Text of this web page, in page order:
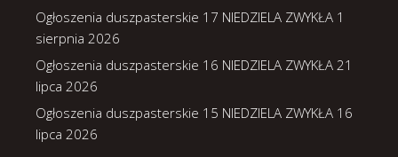
Ogłoszenia duszpasterskie 17 NIEDZIELA ZWYKŁA 1
sierpnia 2026
Ogłoszenia duszpasterskie 16 NIEDZIELA ZWYKŁA 21
lipca 2026
Ogłoszenia duszpasterskie 15 NIEDZIELA ZWYKŁA 16
lipca 2026